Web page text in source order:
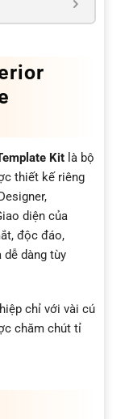
Kit là bộ
thiết kế riêng
diện của
độc đáo,
dễ dàng tùy
chỉ với vài cú
chăm chút tỉ